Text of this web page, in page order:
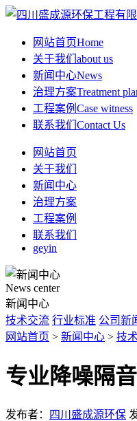
网站首页Home
关于我们 about us
新闻中心News
治理方案Treatment
工程案例 Case witness
联系我们 Contact Us
网站首页
关于我们
新闻中心
治理方案
工程案例
联系我们
geyin
News center
新闻中心
技术交流 行业标准 公司新
网站首页 > 新闻中心 > 技
专业降噪隔
发布者： 四川盛成源环保